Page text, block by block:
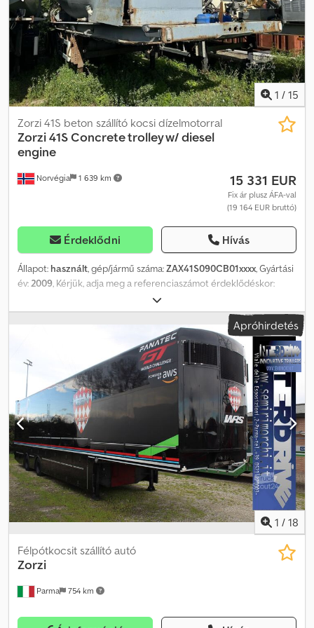
információ = További információért vegye fel a kapcsolatot az ATS
Norway-jal.
1 / 15
Norvégia 1 639 km
Zorzi 41S beton szállító kocsi dízelmotorral
Zorzi41S Concrete trolley w/ diesel
engine
15 331 EUR
Fix ár plusz ÁFA-val
(19 164 EUR bruttó)
Érdeklődni Hívás
Állapot: használt, gép/jármű száma:ZAX41S090CB01xxxx, Gyártási
év:2009, Kérjük, adja meg a referenciaszámot érdeklődéskor:
21084 Műszaki adatok: Djdpfx Afszqnlyoqskr Nincs TÜV engedély
Gyártási év: 2009 Légrugózás Gumiabroncsok (lásd képeken)
Dízelmotor Hossz: 1.140 cm Szélesség: 255 cm Üres tömeg: 13.270
kg Leírás: Zorzi Imer betonkeverő pótkocsi 2009-es évjáratból. A
dob egy dízelmotorral működik. A pótkocsi bármely vontatóval
használható, mivel hidraulika nem szükséges. Tulajdonos szerint a
betonkeverő teljesen működőképes. Gyors szállítás lehetséges.
TÜV: Nem EU-engedély érvényes: 2024.07.19-ig Saját tömeg: 13.270
kg Teljes tömeg: 41.000 kg Hasznos teher: 27.730 kg Szélesség: 255
cm Hosszúság: 1.140 cm Modell: Zorzi 41S betonkeverő
dízelmotorral = További információ = További információért
forduljon az ATS Norway csapatához.
Apróhirdetés
1 / 18
Parma 754 km
Félpótkocsit szállító autó
Zorzi